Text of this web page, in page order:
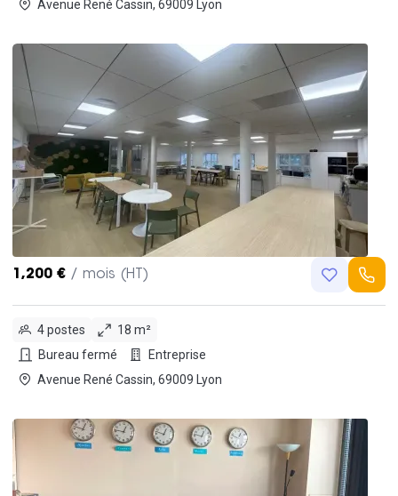
Avenue René Cassin, 69009 Lyon
1,200 € / mois (HT)
4 postes
18 m²
Bureau fermé
Entreprise
Avenue René Cassin, 69009 Lyon